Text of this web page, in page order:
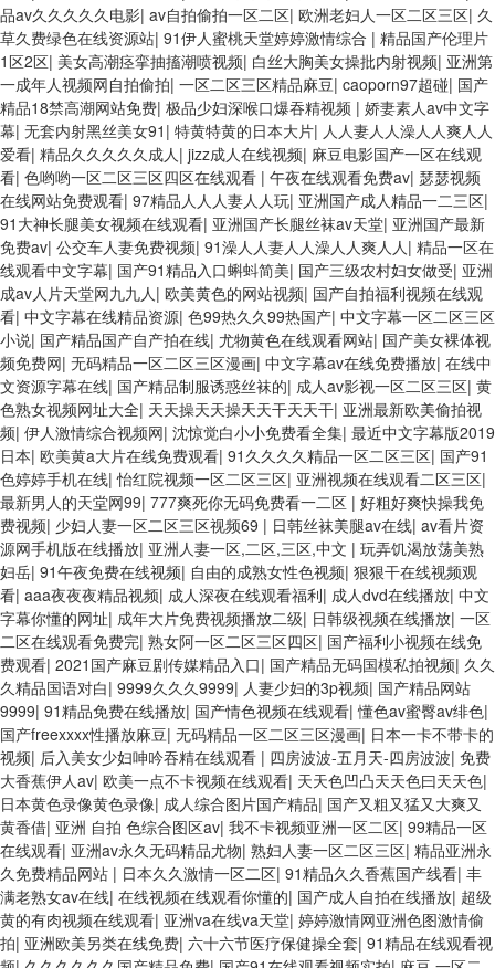
品av久久久久久电影| av自拍偷拍一区二区| 欧洲老妇人一区二区三区| 久
草久费绿色在线资源站| 91伊人蜜桃天堂婷婷激情综合 | 精品国产伦理片
1区2区| 美女高潮痉挛抽搐潮喷视频| 白丝大胸美女操批内射视频| 亚洲第
一成年人视频网自拍偷拍| 一区二区三区精品麻豆| caoporn97超碰| 国产
精品18禁高潮网站免费| 极品少妇深喉口爆吞精视频 | 娇妻素人av中文字
幕| 无套内射黑丝美女91 | 特黄特黄的日本大片| 人人妻人人澡人人爽人人
爱看| 精品久久久久久成人| jizz成人在线视频| 麻豆电影国产一区在线观
看| 色哟哟一区二区三区四区在线观看 | 午夜在线观看免费av| 瑟瑟视频
在线网站免费观看| 97精品人人人妻人人玩| 亚洲国产成人精品一二三区|
91大神长腿美女视频在线观看| 亚洲国产长腿丝袜av天堂| 亚洲国产最新
免费av| 公交车人妻免费视频| 91澡人人妻人人澡人人爽人人| 精品一区在
线观看中文字幕| 国产91精品入口蝌蚪简美| 国产三级农村妇女做受| 亚洲
成av人片天堂网九九人| 欧美黄色的网站视频| 国产自拍福利视频在线观
看| 中文字幕在线精品资源| 色99热久久99热国产| 中文字幕一区二区三区
小说| 国产精品国产自产拍在线| 尤物黄色在线观看网站| 国产美女裸体视
频免费网| 无码精品一区二区三区漫画| 中文字幕av在线免费播放| 在线中
文资源字幕在线| 国产精品制服诱惑丝袜的| 成人av影视一区二区三区| 黄
色熟女视频网址大全| 天天操天天操天天干天天干| 亚洲最新欧美偷拍视
频| 伊人激情综合视频网| 沈惊觉白小小免费看全集| 最近中文字幕版2019
日本| 欧美黄a大片在线免费观看| 91久久久久精品一区二区三区| 国产91
色婷婷手机在线|怡红院视频一区二区三区| 亚洲视频在线观看二区三区|
最新男人的天堂网99| 777爽死你无码免费看一二区 | 好粗好爽快操我免
费视频| 少妇人妻一区二区三区视频69 | 日韩丝袜美腿av在线| av看片资
源网手机版在线播放| 亚洲人妻一区,二区,三区,中文 | 玩弄饥渴放荡美熟
妇岳| 91午夜免费在线视频| 自由的成熟女性色视频| 狠狠干在线视频观
看| aaa夜夜夜精品视频| 成人深夜在线观看福利| 成人dvd在线播放| 中文
字幕你懂的网址| 成年大片免费视频播放二级| 日韩级视频在线播放| 一区
二区在线观看免费完| 熟女阿一区二区三区四区| 国产福利小视频在线免
费观看| 2021国产麻豆剧传媒精品入口| 国产精品无码国模私拍视频| 久久
久精品国语对白| 9999久久久9999| 人妻少妇的3p视频| 国产精品网站
9999| 91精品免费在线播放| 国产情色视频在线观看|懂色av蜜臀av绯色|
国产freexxxx性播放麻豆| 无码精品一区二区三区漫画| 日本一卡不带卡的
视频| 后入美女少妇呻吟吞精在线观看 | 四房波波-五月天-四房波波| 免费
大香蕉伊人av| 欧美一点不卡视频在线观看| 天天色凹凸天天色曰天天色|
日本黄色录像黄色录像| 成人综合图片国产精品| 国产又粗又猛又大爽又
黄香借| 亚洲 自拍 色综合图区av| 我不卡视频亚洲一区二区| 99精品一区
在线观看| 亚洲av永久无码精品尤物| 熟妇人妻一区二区三区| 精品亚洲永
久免费精品网站 | 日本久久激情一区二区| 91精品久久香蕉国产线看| 丰
满老熟女av在线| 在线视频在线观看你懂的| 国产成人自拍在线播放| 超级
黄的有肉视频在线观看| 亚洲va在线va天堂| 婷婷激情网亚洲色图激情偷
拍| 亚洲欧美另类在线免费| 六十六节医疗保健操全套| 91精品在线观看视